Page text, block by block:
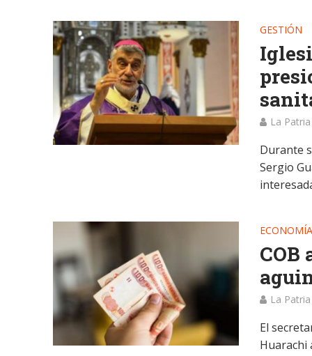
GESTIÓN
La Patria
Durante
Sergio
COB
La Patria
El
Huarachi